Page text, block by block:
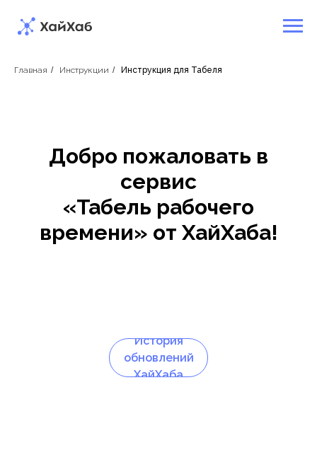
Главная / Инструкции / Инструкция для Табеля
Добро пожаловать в
сервис
«Табель рабочего
времени» от ХайХаба!
История
обновлений
ХайХаба